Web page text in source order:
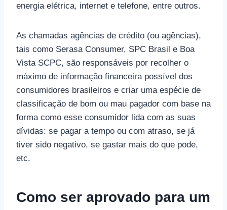
energia elétrica, internet e telefone, entre outros.
As chamadas agências de crédito (ou agências),
tais como Serasa Consumer, SPC Brasil e Boa
Vista SCPC, são responsáveis por recolher o
máximo de informação financeira possível dos
consumidores brasileiros e criar uma espécie de
classificação de bom ou mau pagador com base na
forma como esse consumidor lida com as suas
dívidas: se pagar a tempo ou com atraso, se já
tiver sido negativo, se gastar mais do que pode,
etc.
Como ser aprovado para um